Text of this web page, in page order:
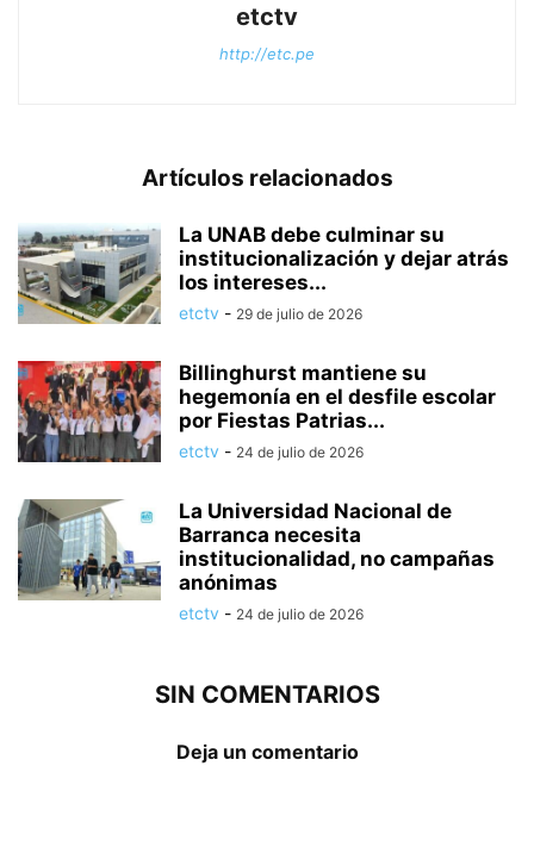
etctv
http://etc.pe
Artículos relacionados
La UNAB debe culminar su
institucionalización y dejar atrás
los intereses...
etctv - 29 de julio de 2026
Billinghurst mantiene su
hegemonía en el desfile escolar
por Fiestas Patrias...
etctv - 24 de julio de 2026
La Universidad Nacional de
Barranca necesita
institucionalidad, no campañas
anónimas
etctv - 24 de julio de 2026
SIN COMENTARIOS
Deja un comentario